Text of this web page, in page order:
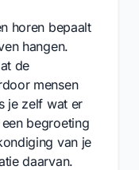
horen bepaalt
hangen.
de
mensen
je zelf wat er
begroeting
van je
daarvan.